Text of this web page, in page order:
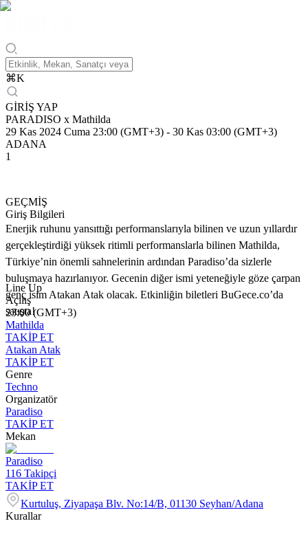
⌘K
GİRİŞ YAP
PARADISO x Mathilda
29 Kas 2024 Cuma 23:00 (GMT+3) - 30 Kas 03:00 (GMT+3)
ADANA
1
GEÇMİŞ
Giriş Bilgileri
Enerjik ruhunu yansıttığı performanslarıyla bilinen ve uzun yıllardır
gerçekleştirdiği yüksek ritimli performanslarla bilinen Mathilda,
Türkiye’nin önemli sahnelerinin ardından Paradiso’da sizlerle
buluşmaya hazırlanıyor. Gecenin diğer ismi yeteneğiyle göze çarpan
genç isim Atakan Atak olacak. Etkinliğin biletleri BuGece.co’da
satışta!
Line Up
Açılış
23:00 (GMT+3)
Mathilda
TAKİP ET
Atakan Atak
TAKİP ET
Genre
Techno
Organizatör
Paradiso
TAKİP ET
Mekan
Paradiso
116 Takipçi
TAKİP ET
Kurtuluş, Ziyapaşa Blv. No:14/B, 01130 Seyhan/Adana
Kurallar